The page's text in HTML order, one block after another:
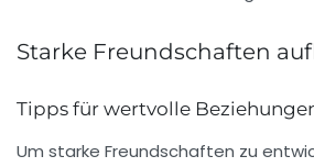
Starke Freundschaften
Tipps für wertvolle
Um starke Freundschaften zu